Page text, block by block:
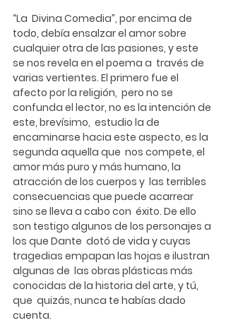
“La  Divina Comedia”, por encima de
todo, debía ensalzar el amor sobre
cualquier otra de las pasiones, y este
se nos revela en el poema a  través de
varias vertientes. El primero fue el
afecto por la religión,  pero no se
confunda el lector, no es la intención de
este, brevísimo,  estudio la de
encaminarse hacia este aspecto, es la
segunda aquella que  nos compete, el
amor más puro y más humano, la
atracción de los cuerpos y  las terribles
consecuencias que puede acarrear
sino se lleva a cabo con  éxito. De ello
son testigo algunos de los personajes a
los que Dante  dotó de vida y cuyas
tragedias empapan las hojas e ilustran
algunas de  las obras plásticas más
conocidas de la historia del arte, y tú,
que  quizás, nunca te habías dado
cuenta.